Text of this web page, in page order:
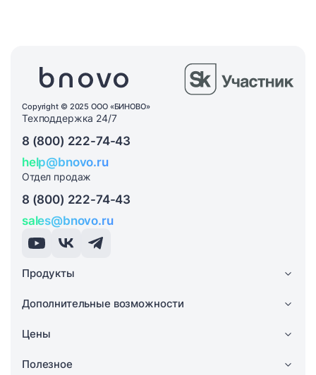
Copyright © 2025 ООО «БИНОВО»
Техподдержка 24/7
8 (800) 222-74-43
help@bnovo.ru
Отдел продаж
8 (800) 222-74-43
sales@bnovo.ru
Продукты
Дополнительные возможности
Цены
Полезное